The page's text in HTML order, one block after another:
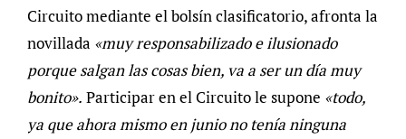
Circuito mediante el bolsín clasificatorio, afronta la
novillada «muy responsabilizado e ilusionado
porque salgan las cosas bien, va a ser un día muy
bonito». Participar en el Circuito le supone «todo,
ya que ahora mismo en junio no tenía ninguna